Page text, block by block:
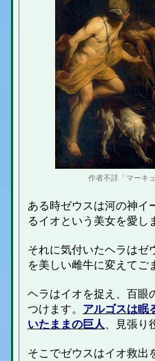
作者不詳「マーキ
ある時ゼウスは河の神イ
るイオという美女を愛し
それに気付いたヘラはゼ
を美しい雌牛に変えてご
ヘラはイオを捉え、百眼
つけます。 アルゴスは眠
いたままの巨人、見張り
そこでゼウスはイオ救出